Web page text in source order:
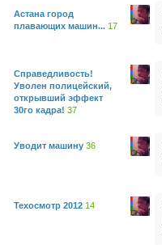
Астана город
плавающих машин... 17
Справедливость!
Уволен полицейский,
открывший эффект
30го кадра! 37
Уводит машину 36
Техосмотр 2012 14